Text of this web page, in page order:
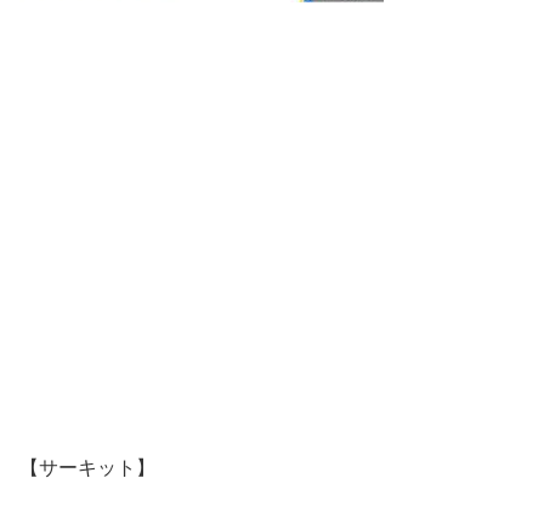
【サーキット】